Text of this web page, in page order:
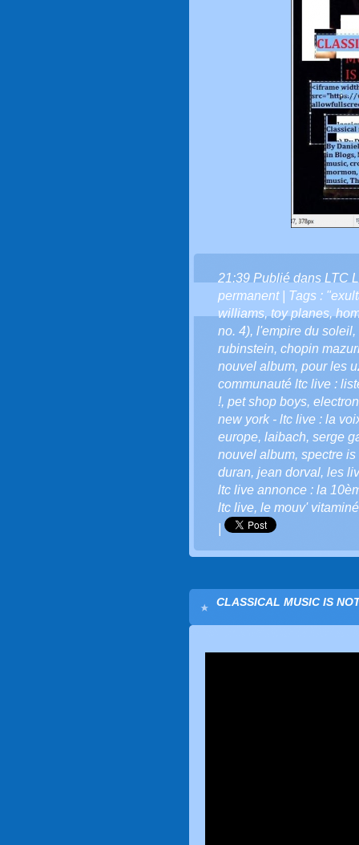
21:39 Publié dans LTC
permanent| Tags :
williams,toy planes,
no. 4), l'empire du soleil,
rubinstein, chopin
nouvel album, pour les
communauté ltc live :
!, pet shop boys,
new york - ltc live : la
europe, laibach, serge
nouvel album, spectre
duran, jean dorval, les
ltc live annonce : la
ltc live, le mouv'
CLASSICAL MUSIC IS